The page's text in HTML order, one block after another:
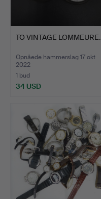
TO VINTAGE LOMMEURE.
Opnåede hammerslag 17 okt
2022
1 bud
34 USD